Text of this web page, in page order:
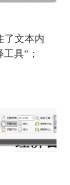
了文本内
具”；